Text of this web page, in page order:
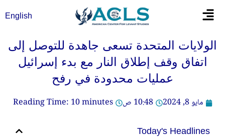
Flyout
English
الولايات المتحدة تسعى جاهدة للتوصل إلى
اتفاق وقف إطلاق النار مع بدء إسرائيل
عمليات محدودة في رفح
مايو 8, 2024
10:48 ص Reading Time: 10minutes
Today's Headlines